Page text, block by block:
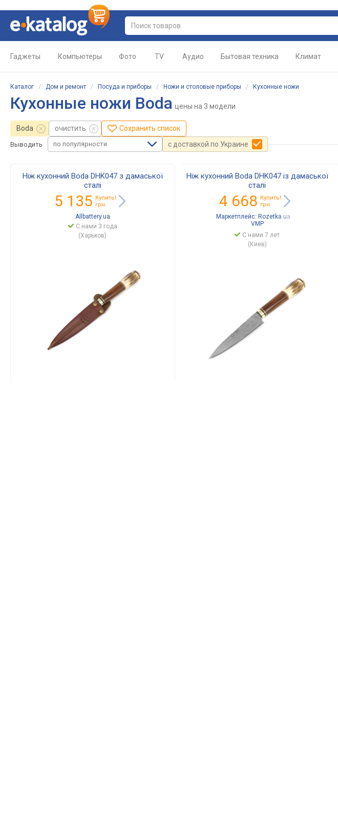
Гаджеты Компьютеры Фото TV Аудио Бытовая техника Климат
Каталог / Дом и ремонт / Посуда и приборы / Ножи и столовые приборы / Кухонные ножи
Кухонные ножи Boda цены на 3 модели
Boda очистить Сохранить список
Выводить по популярности с доставкой по Украине
Ніж кухонний Boda DHK047 з дамаської
сталі
5 135 Купить!
грн.
Allbattery.ua
С нами 3 года
(Харьков)
Ніж кухонний Boda DHK047 із дамаської
сталі
4 668 Купить!
грн.
Маркетплейс: Rozetka.ua
VMP
С нами 7 лет
(Киев)